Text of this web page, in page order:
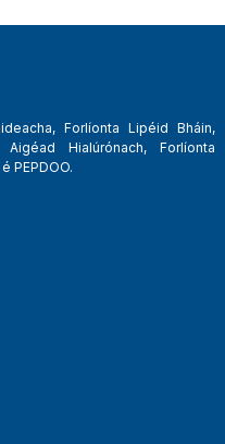
Forlíonta Lipéid Bháin,
Hialúrónach, Forlíonta
PEPDOO.